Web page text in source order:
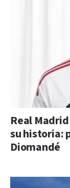
Real
su historia:
Diomandé